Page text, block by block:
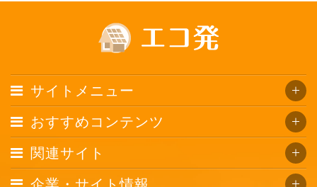
サイトメニュー
おすすめコンテンツ
関連サイト